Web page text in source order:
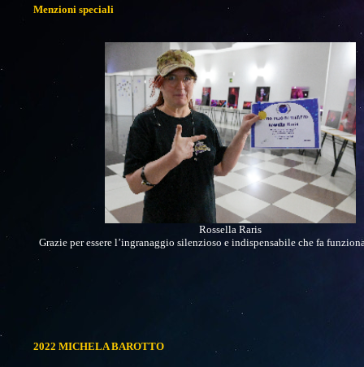
Menzioni speciali
Rossella Raris
Grazie per essere l’ingranaggio silenzioso e indispensabile che fa
2022 MICHELA BAROTTO